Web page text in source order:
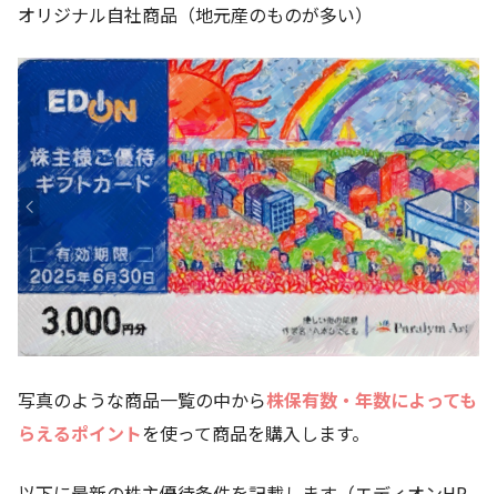
オリジナル自社商品（地元産のものが多い）
写真のような商品一覧の中から株保有数・年数によっても
らえるポイントを使って商品を購入します。